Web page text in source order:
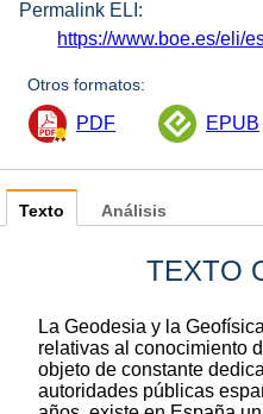
Permalink ELI:
https://www.boe.es/eli/
Otros formatos:
PDF EPUB
Texto
TEXTO
La Geodesia y la
relativas al conocimiento
objeto de constante
autoridades públicas
Análisis